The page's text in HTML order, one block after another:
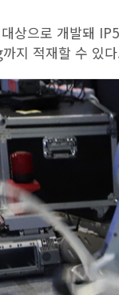
상으로 개발돼
지 적재할 수 있